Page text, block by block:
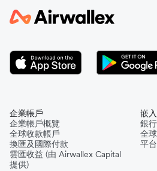
企業帳戶
企業帳戶概覽
全球收款帳戶
換匯及國際付款
雲匯收益 (由 Airwallex Capital
提供)
嵌
銀
全
平